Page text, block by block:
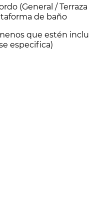
(General /
de baño
que estén
especifica)